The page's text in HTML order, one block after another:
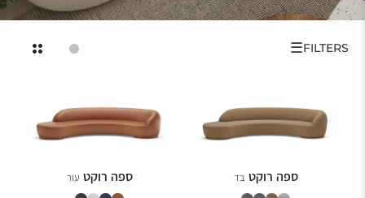
FILTERS
☰
ספה רוקט בד ספה רוקט עור